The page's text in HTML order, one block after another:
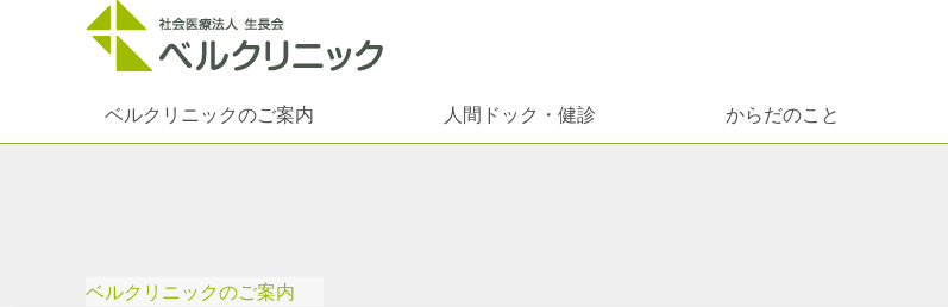
ベルクリニックのご案内
人間ドック・健診 からだのこと
ベルクリニックのご案内